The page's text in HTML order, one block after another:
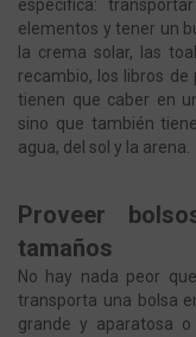
específica:
elementos y tener un
la crema solar, las
recambio, los libros
tienen que caber en
sino que también
agua, del sol y la arena.
Proveer
tamaños
No hay nada peor
transporta una bolsa
grande y aparatosa